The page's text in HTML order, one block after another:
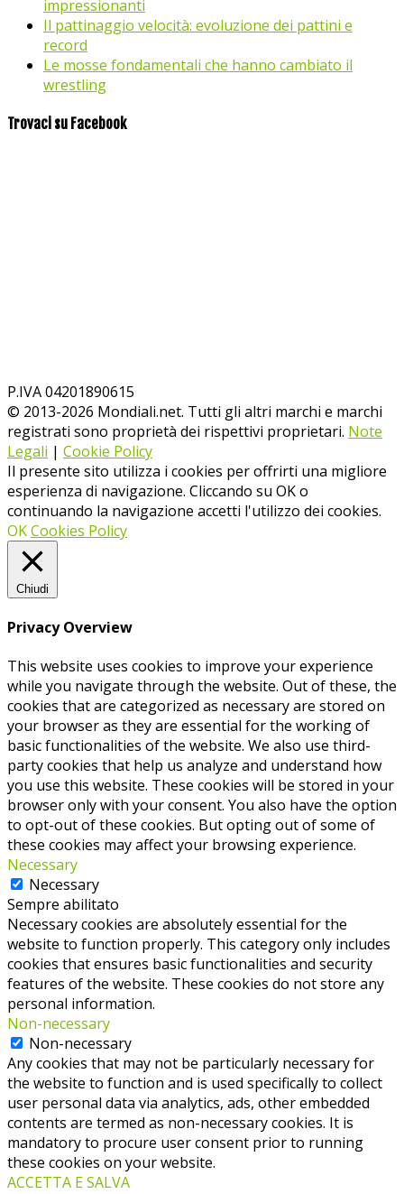
impressionanti
Il pattinaggio velocità: evoluzione dei pattini e
record
Le mosse fondamentali che hanno cambiato il
wrestling
Trovaci su Facebook
P.IVA 04201890615
© 2013-2026 Mondiali.net. Tutti gli altri marchi e marchi
registrati sono proprietà dei rispettivi proprietari. Note
Legali | Cookie Policy
Il presente sito utilizza i cookies per offrirti una migliore
esperienza di navigazione. Cliccando su OK o
continuando la navigazione accetti l'utilizzo dei cookies.
OKCookies Policy
Chiudi
Privacy Overview
This website uses cookies to improve your experience
while you navigate through the website. Out of these, the
cookies that are categorized as necessary are stored on
your browser as they are essential for the working of
basic functionalities of the website. We also use third-
party cookies that help us analyze and understand how
you use this website. These cookies will be stored in your
browser only with your consent. You also have the option
to opt-out of these cookies. But opting out of some of
these cookies may affect your browsing experience.
Necessary
Necessary
Sempre abilitato
Necessary cookies are absolutely essential for the
website to function properly. This category only includes
cookies that ensures basic functionalities and security
features of the website. These cookies do not store any
personal information.
Non-necessary
Non-necessary
Any cookies that may not be particularly necessary for
the website to function and is used specifically to collect
user personal data via analytics, ads, other embedded
contents are termed as non-necessary cookies. It is
mandatory to procure user consent prior to running
these cookies on your website.
ACCETTA E SALVA